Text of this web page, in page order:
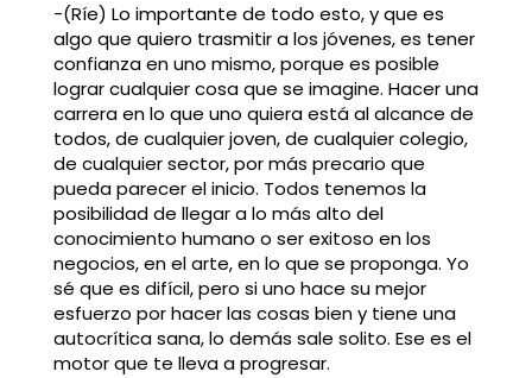
-(Ríe) Lo importante de todo esto, y que es
algo que quiero trasmitir a los jóvenes, es tener
confianza en uno mismo, porque es posible
lograr cualquier cosa que se imagine. Hacer una
carrera en lo que uno quiera está al alcance de
todos, de cualquier joven, de cualquier colegio,
de cualquier sector, por más precario que
pueda parecer el inicio. Todos tenemos la
posibilidad de llegar a lo más alto del
conocimiento humano o ser exitoso en los
negocios, en el arte, en lo que se proponga. Yo
sé que es difícil, pero si uno hace su mejor
esfuerzo por hacer las cosas bien y tiene una
autocrítica sana, lo demás sale solito. Ese es el
motor que te lleva a progresar.